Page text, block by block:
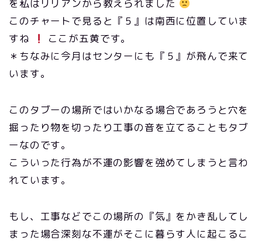
を私はリリアンから教えられました
このチャートで見ると『５』は南西に位置していま
すね
ここが五黄です。
＊ちなみに今月はセンターにも『５』が飛んで来て
います。
このタブーの場所ではいかなる場合であろうと穴を
掘ったり物を切ったり工事の音を立てることもタブ
ーなのです。
こういった行為が不運の影響を強めてしまうと言わ
れています。
もし、工事などでこの場所の『気』をかき乱してし
まった場合深刻な不運がそこに暮らす人に起こるこ